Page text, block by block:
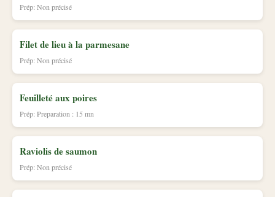
Prép: Non précisé
Filet de lieu à la parmesane
Prép: Non précisé
Feuilleté aux poires
Prép: Preparation : 15 mn
Raviolis de saumon
Prép: Non précisé